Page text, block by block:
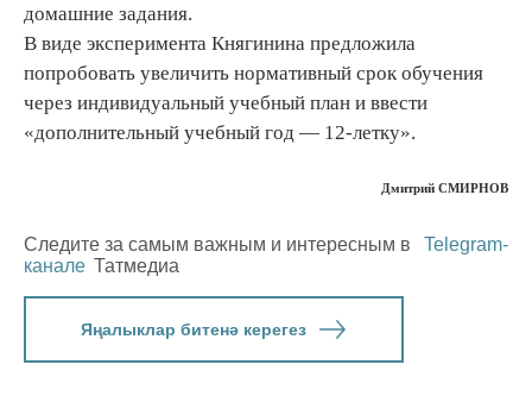
домашние задания.
В виде эксперимента Княгинина предложила
попробовать увеличить нормативный срок обучения
через индивидуальный учебный план и ввести
«дополнительный учебный год — 12-летку».
Дмитрий СМИРНОВ
Следите за самым важным и интересным в
Telegram-
канале Татмедиа
Яңалыклар битенә керегез